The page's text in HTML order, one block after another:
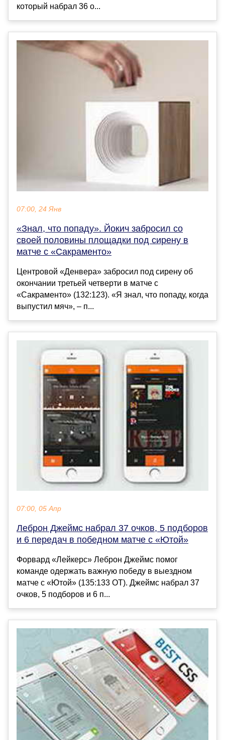
который набрал 36 о...
07:00, 24 Янв
«Знал, что попаду». Йокич забросил со
своей половины площадки под сирену в
матче с «Сакраменто»
Центровой «Денвера» забросил под сирену об
окончании третьей четверти в матче с
«Сакраменто» (132:123). «Я знал, что попаду, когда
выпустил мяч», – п...
07:00, 05 Апр
Леброн Джеймс набрал 37 очков, 5 подборов
и 6 передач в победном матче с «Ютой»
Форвард «Лейкерс» Леброн Джеймс помог
команде одержать важную победу в выездном
матче с «Ютой» (135:133 ОТ). Джеймс набрал 37
очков, 5 подборов и 6 п...